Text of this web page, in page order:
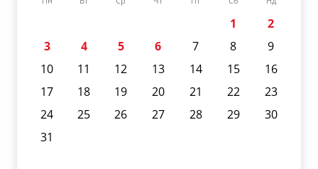
1
2
3
4 5 6 7 8
9
10
11 12 13 14 15
16
17
18 19 20 21 22
23
24
25 26 27 28 29
30
31